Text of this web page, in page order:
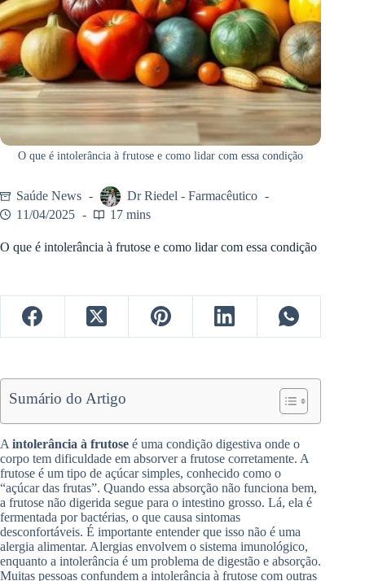
O que é intolerância à frutose e como lidar com essa condição
Saúde News
Dr Riedel - Farmacêutico
11/04/2025
17 mins
O que é intolerância à frutose e como lidar com essa condição
Sumário do Artigo
A intolerância à frutose é uma condição digestiva onde o
corpo tem dificuldade em absorver a frutose corretamente. A
frutose é um tipo de açúcar simples, conhecido como o
“açúcar das frutas”. Quando essa absorção não funciona bem,
a frutose não digerida segue para o intestino grosso. Lá, ela é
fermentada por bactérias, o que causa sintomas
desconfortáveis. É importante entender que isso não é uma
alergia alimentar. Alergias envolvem o sistema imunológico,
enquanto a intolerância é um problema de digestão e absorção.
Muitas pessoas confundem a intolerância à frutose com outras